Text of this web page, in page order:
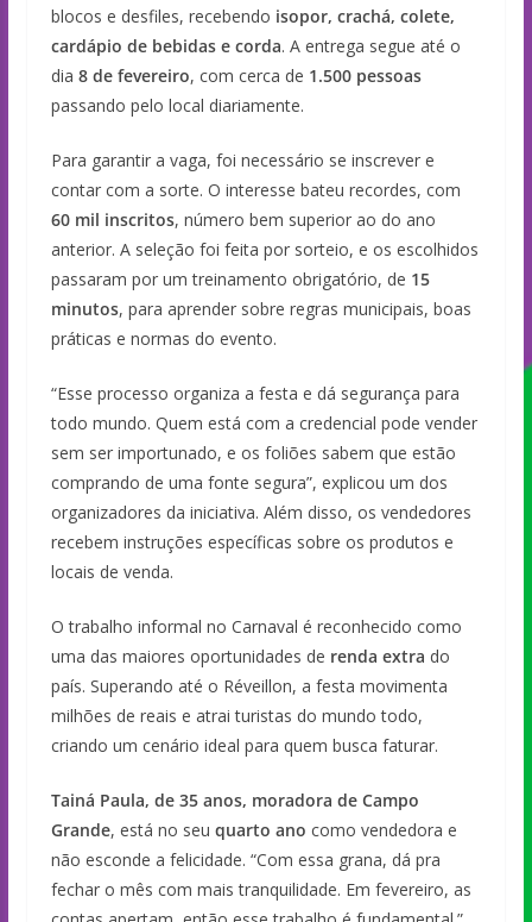
blocos e desfiles, recebendo isopor, crachá, colete,
cardápio de bebidas e corda. A entrega segue até o
dia 8 de fevereiro, com cerca de 1.500 pessoas
passando pelo local diariamente.
Para garantir a vaga, foi necessário se inscrever e
contar com a sorte. O interesse bateu recordes, com
60 mil inscritos, número bem superior ao do ano
anterior. A seleção foi feita por sorteio, e os escolhidos
passaram por um treinamento obrigatório, de 15
minutos, para aprender sobre regras municipais, boas
práticas e normas do evento.
“Esse processo organiza a festa e dá segurança para
todo mundo. Quem está com a credencial pode vender
sem ser importunado, e os foliões sabem que estão
comprando de uma fonte segura”, explicou um dos
organizadores da iniciativa. Além disso, os vendedores
recebem instruções específicas sobre os produtos e
locais de venda.
O trabalho informal no Carnaval é reconhecido como
uma das maiores oportunidades de renda extra do
país. Superando até o Réveillon, a festa movimenta
milhões de reais e atrai turistas do mundo todo,
criando um cenário ideal para quem busca faturar.
Tainá Paula, de 35 anos, moradora de Campo
Grande, está no seu quarto ano como vendedora e
não esconde a felicidade. “Com essa grana, dá pra
fechar o mês com mais tranquilidade. Em fevereiro, as